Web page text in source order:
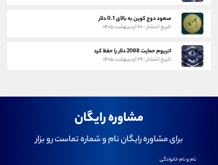
صعود دوج کوین به بالای 0.1 دلار
تاریخ انتشار : ۲۰ اردیبهشت ۱۴۰۵
اتریوم حمایت 2088 دلار را حفظ کرد
تاریخ انتشار : ۲۹ اردیبهشت ۱۴۰۵
مشاوره رایگان
برای مشاوره رایگان نام و شماره تماست رو بزار
نام و نام خانوادگی